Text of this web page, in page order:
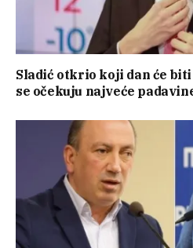
Sladić otkrio koji dan će
se očekuju najveće